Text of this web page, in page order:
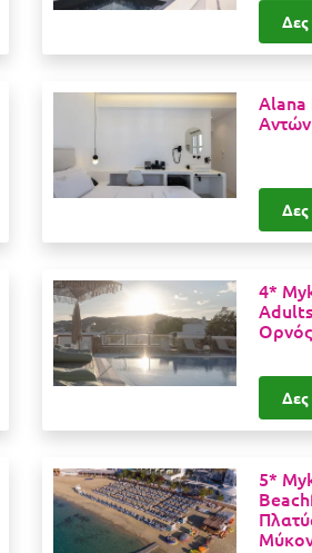
Δες
Alana
Δες
4*
Δες
5*